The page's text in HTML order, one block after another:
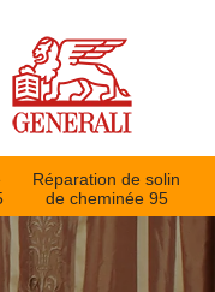
Réparation de solin
de cheminée 95